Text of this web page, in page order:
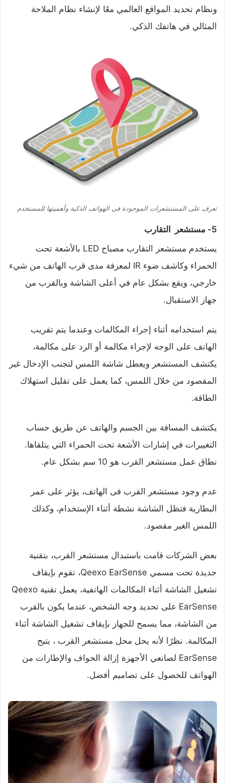
ونظام تحديد المواقع العالمي معًا لإنشاء نظام الملاحة
المثالي في هاتفك الذكي.
تعرف على المستشعرات الموجودة فى الهواتف الذكية وأهميتها للمستخدم
5- مستشعر التقارب
يستخدم مستشعر التقارب مصباح LED بالأشعة تحت
الحمراء وكاشف ضوء IR لمعرفة مدى قرب الهاتف من شيء
خارجي، ويقع بشكل عام في أعلى الشاشة وبالقرب من
جهاز الاستقبال.
يتم استخدامه أثناء إجراء المكالمات وعندما يتم تقريب
الهاتف على الوجه لإجراء مكالمة أو الرد على مكالمة،
يكتشف المستشعر ويعطل شاشة اللمس لتجنب الإدخال غير
المقصود من خلال اللمس، كما يعمل على تقليل استهلاك
الطاقة.
يكتشف المسافة بين الجسم والهاتف عن طريق حساب
التغييرات في إشارات الأشعة تحت الحمراء التي يتلقاها.
نطاق عمل مستشعر القرب هو 10 سم بشكل عام.
عدم وجود مستشعر القرب فى الهاتف، يؤثر على عمر
البطارية فتظل الشاشة نشطة أثناء الإستخدام، وكذلك
اللمس الغير مقصود.
بعض الشركات قامت باستبدال مستشعر القرب، بتقنية
جديدة تحت مسمي Qeexo EarSense، تقوم بإيقاف
تشغيل الشاشة أثناء المكالمات الهاتفية، يعمل تقنية Qeexo
EarSense على تحديد وجه الشخص، عندما يكون بالقرب
من الشاشة، مما يسمح للجهاز بإيقاف تشغيل الشاشة أثناء
المكالمة. نظرًا لأنه يحل محل مستشعر القرب ، يتيح
EarSense لصانعي الأجهزة إزالة الحواف والإطارات من
الهواتف للحصول على تصاميم أفضل.